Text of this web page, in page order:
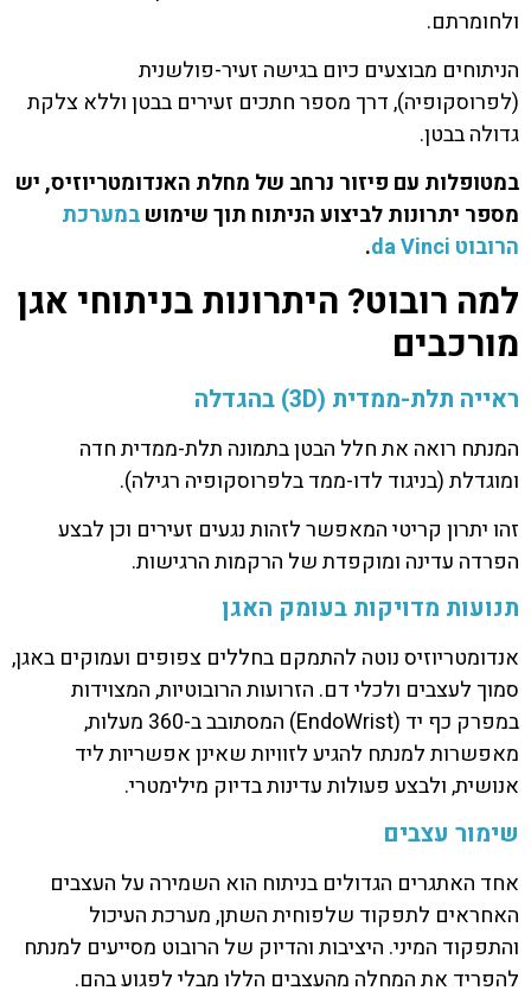
ולחומרתם.
הניתוחים מבוצעים כיום בגישה זעיר-פולשנית
(לפרוסקופיה), דרך מספר חתכים זעירים בבטן וללא צלקת
גדולה בבטן.
במטופלות עם פיזור נרחב של מחלת האנדומטריוזיס, יש
מספר יתרונות לביצוע הניתוח תוך שימושבמערכת
הרובוט da Vinci
.
למה רובוט? היתרונות בניתוחי אגן
מורכבים
ראייה תלת-ממדית (3D) בהגדלה
המנתח רואה את חלל הבטן בתמונה תלת-ממדית חדה
ומוגדלת (בניגוד לדו-ממד בלפרוסקופיה רגילה).
זהו יתרון קריטי המאפשר לזהות נגעים זעירים וכן לבצע
הפרדה עדינה ומוקפדת של הרקמות הרגישות.
תנועות מדויקות בעומק האגן
אנדומטריוזיס נוטה להתמקם בחללים צפופים ועמוקים באגן,
סמוך לעצבים ולכלי דם. הזרועות הרובוטיות, המצוידות
במפרק כף יד (EndoWrist) המסתובב ב-360 מעלות,
מאפשרות למנתח להגיע לזוויות שאינן אפשריות ליד
אנושית, ולבצע פעולות עדינות בדיוק מילימטרי.
שימור עצבים
אחד האתגרים הגדולים בניתוח הוא השמירה על העצבים
האחראים לתפקוד שלפוחית השתן, מערכת העיכול
והתפקוד המיני. היציבות והדיוק של הרובוט מסייעים למנתח
להפריד את המחלה מהעצבים הללו מבלי לפגוע בהם.